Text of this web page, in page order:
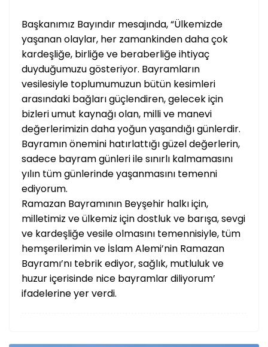
Başkanımız Bayındır mesajında, “Ülkemizde
yaşanan olaylar, her zamankinden daha çok
kardeşliğe, birliğe ve beraberliğe ihtiyaç
duyduğumuzu gösteriyor. Bayramların
vesilesiyle toplumumuzun bütün kesimleri
arasındaki bağları güçlendiren, gelecek için
bizleri umut kaynağı olan, milli ve manevi
değerlerimizin daha yoğun yaşandığı günlerdir.
Bayramın önemini hatırlattığı güzel değerlerin,
sadece bayram günleri ile sınırlı kalmamasını
yılın tüm günlerinde yaşanmasını temenni
ediyorum.
Ramazan Bayramının Beyşehir halkı için,
milletimiz ve ülkemiz için dostluk ve barışa, sevgi
ve kardeşliğe vesile olmasını temennisiyle, tüm
hemşerilerimin ve İslam Alemi’nin Ramazan
Bayramı’nı tebrik ediyor, sağlık, mutluluk ve
huzur içerisinde nice bayramlar diliyorum’
ifadelerine yer verdi.